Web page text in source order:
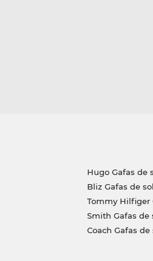
Hugo Gafas de
Bliz Gafas de sol
Tommy Hilfiger
Smith Gafas de
Coach Gafas de